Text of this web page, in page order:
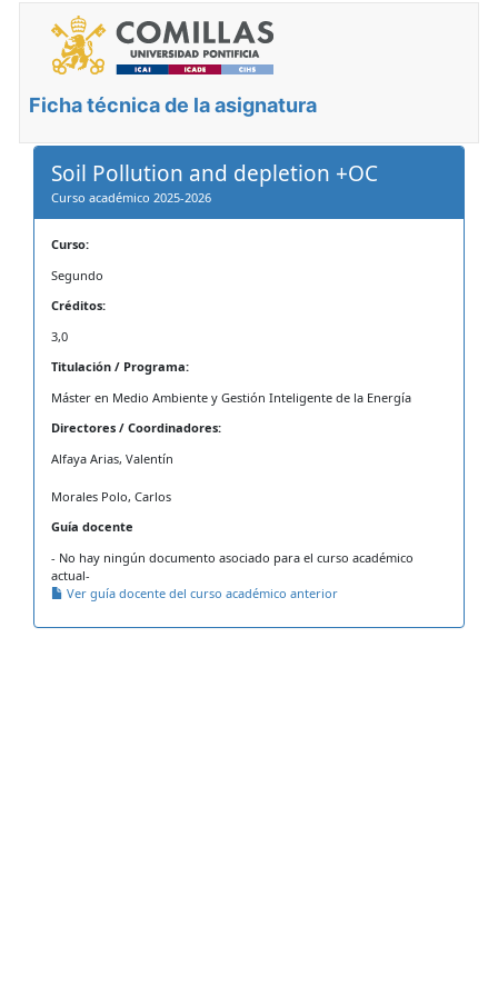
Ficha técnica de la asignatura
Soil Pollution and depletion +OC
Curso académico 2025-2026
Curso:
Segundo
Créditos:
3,0
Titulación / Programa:
Máster en Medio Ambiente y Gestión Inteligente de la Energía
Directores / Coordinadores:
Alfaya Arias, Valentín
Morales Polo, Carlos
Guía docente
- No hay ningún documento asociado para el curso académico
actual-
Ver guía docente del curso académico anterior